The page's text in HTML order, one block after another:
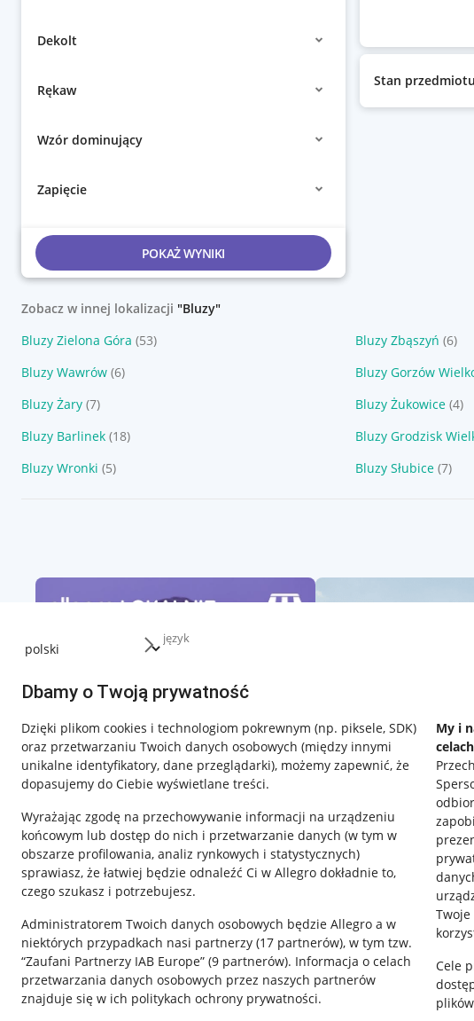
język
Dbamy o Twoją prywatność
Dzięki plikom cookies i technologiom pokrewnym (np. piksele, SDK)
oraz przetwarzaniu Twoich danych osobowych (między innymi
unikalne identyfikatory, dane przeglądarki), możemy zapewnić, że
dopasujemy do Ciebie wyświetlane treści.
Wyrażając zgodę na przechowywanie informacji na urządzeniu
końcowym lub dostęp do nich i przetwarzanie danych (w tym w
obszarze profilowania, analiz rynkowych i statystycznych)
sprawiasz, że łatwiej będzie odnaleźć Ci w Allegro dokładnie to,
czego szukasz i potrzebujesz.
Administratorem Twoich danych osobowych będzie Allegro a w
niektórych przypadkach nasi partnerzy (17 partnerów), w tym tzw.
“Zaufani Partnerzy IAB Europe” (9 partnerów). Informacja o celach
przetwarzania danych osobowych przez naszych partnerów
znajduje się w ich politykach ochrony prywatności.
My i
Cele
Dekolt
Rękaw
Wzór dominujący
Zapięcie
POKAŻ WYNIKI
Stan
Zobacz w innej lokalizacji "Bluzy"
Bluzy Zielona Góra (53) Bluzy Zbąszyń (6)
Bluzy Wawrów (6) Bluzy Gorzów
Bluzy Żary (7) Bluzy Żukowice (4)
Bluzy Barlinek (18) Bluzy Grodzisk
Bluzy Wronki (5) Bluzy Słubice (7)
Przydatne informacje
Jak to działa
Napisz do nas
Allegro Gadane dla sprzedających
Regulamin
Polityka plików "cookies"
Ustawienia plików "cookies"